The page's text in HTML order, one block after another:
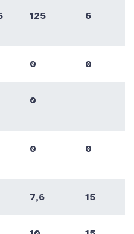
125 6
0 0
0
0 0
7,6 15